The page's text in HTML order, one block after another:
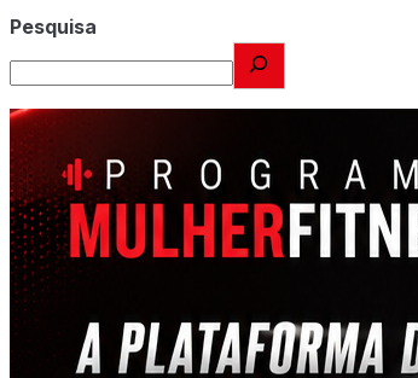
Pesquisa